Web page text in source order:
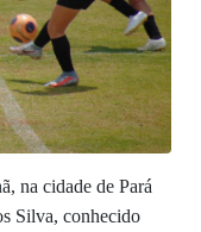
na cidade de Pará
Silva, conhecido